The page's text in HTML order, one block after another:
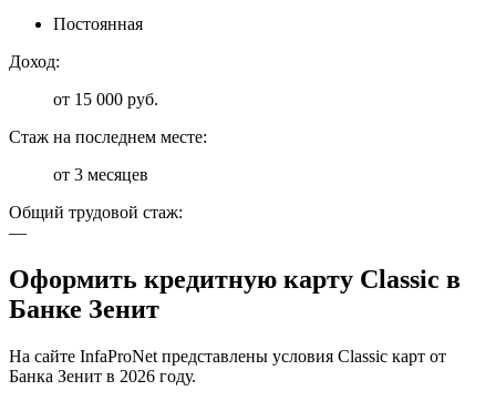
Постоянная
Доход:
от 15 000 руб.
Стаж на последнем месте:
от 3 месяцев
Общий трудовой стаж:
—
Оформить кредитную карту Classic в
Банке Зенит
На сайте InfaProNet представлены условия Classic карт от
Банка Зенит в 2026 году.